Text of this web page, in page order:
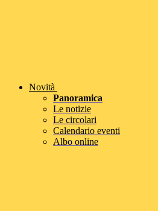
Novità
Panoramica
Le notizie
Le circolari
Calendario eventi
Albo online